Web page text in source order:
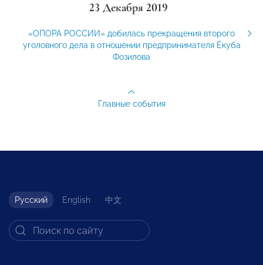
23 Декабря 2019
«ОПОРА РОССИИ» добилась прекращения второго
уголовного дела в отношении предпринимателя Ёкуба
Фозилова
Главные события
Русский English 中文